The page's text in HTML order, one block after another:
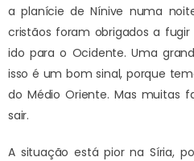
a planície de Nínive numa
cristãos foram obrigados a
ido para o Ocidente. Uma
isso é um bom sinal, porque
do Médio Oriente. Mas muitas
sair.
A situação está pior na Síria,